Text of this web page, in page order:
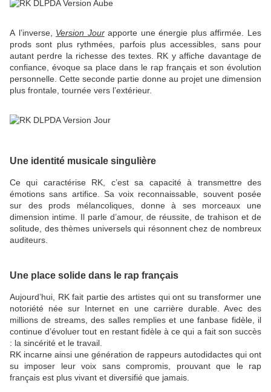
A l’inverse, Version Jourapporte une énergie plus affirmée. Les
prods sont plus rythmées, parfois plus accessibles, sans pour
autant perdre la richesse des textes. RK y affiche davantage de
confiance, évoque sa place dans le rap français et son évolution
personnelle. Cette seconde partie donne au projet une dimension
plus frontale, tournée vers l’extérieur.
Une identité musicale singulière
Ce qui caractérise RK, c’est sa capacité à transmettre des
émotions sans artifice. Sa voix reconnaissable, souvent posée
sur des prods mélancoliques, donne à ses morceaux une
dimension intime. Il parle d’amour, de réussite, de trahison et de
solitude, des thèmes universels qui résonnent chez de nombreux
auditeurs.
Une place solide dans le rap français
Aujourd’hui, RK fait partie des artistes qui ont su transformer une
notoriété née sur Internet en une carrière durable. Avec des
millions de streams, des salles remplies et une fanbase fidèle, il
continue d’évoluer tout en restant fidèle à ce qui a fait son succès
: la sincérité et le travail.
RK incarne ainsi une génération de rappeurs autodidactes qui ont
su imposer leur voix sans compromis, prouvant que le rap
français est plus vivant et diversifié que jamais.